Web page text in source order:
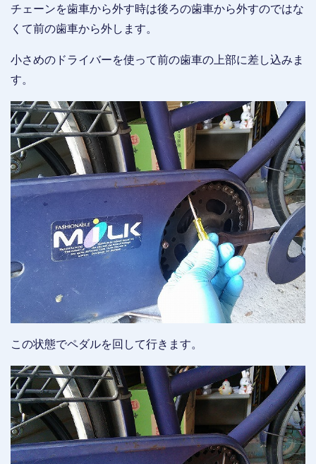
チェーンを歯車から外す時は後ろの歯車から外すのではな
くて前の歯車から外します。
小さめのドライバーを使って前の歯車の上部に差し込みま
す。
この状態でペダルを回して行きます。